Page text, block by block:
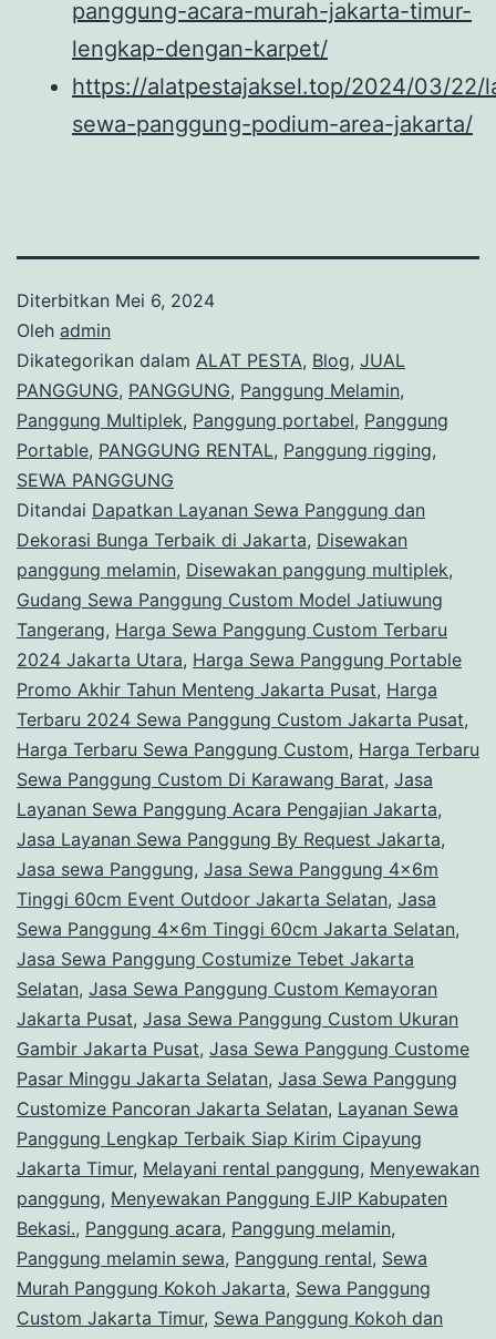
panggung-acara-murah-jakarta-timur-
lengkap-dengan-karpet/
https://alatpestajaksel.top/2024/03/22/
sewa-panggung-podium-area-jakarta/
Diterbitkan Mei 6, 2024
Oleh admin
Dikategorikan dalam ALAT PESTA, Blog, JUAL
PANGGUNG, PANGGUNG, Panggung Melamin,
Panggung Multiplek, Panggung portabel, Panggung
Portable, PANGGUNG RENTAL, Panggung rigging,
SEWA PANGGUNG
Ditandai Dapatkan Layanan Sewa Panggung dan
Dekorasi Bunga Terbaik di Jakarta, Disewakan
panggung melamin, Disewakan panggung multiplek,
Gudang Sewa Panggung Custom Model Jatiuwung
Tangerang, Harga Sewa Panggung Custom Terbaru
2024 Jakarta Utara, Harga Sewa Panggung Portable
Promo Akhir Tahun Menteng Jakarta Pusat, Harga
Terbaru 2024 Sewa Panggung Custom Jakarta Pusat,
Harga Terbaru Sewa Panggung Custom, Harga Terbaru
Sewa Panggung Custom Di Karawang Barat, Jasa
Layanan Sewa Panggung Acara Pengajian Jakarta,
Jasa Layanan Sewa Panggung By Request Jakarta,
Jasa sewa Panggung, Jasa Sewa Panggung 4x6m
Tinggi 60cm Event Outdoor Jakarta Selatan, Jasa
Sewa Panggung 4x6m Tinggi 60cm Jakarta Selatan,
Jasa Sewa Panggung Costumize Tebet Jakarta
Selatan, Jasa Sewa Panggung Custom Kemayoran
Jakarta Pusat, Jasa Sewa Panggung Custom Ukuran
Gambir Jakarta Pusat, Jasa Sewa Panggung Custome
Pasar Minggu Jakarta Selatan, Jasa Sewa Panggung
Customize Pancoran Jakarta Selatan, Layanan Sewa
Panggung Lengkap Terbaik Siap Kirim Cipayung
Jakarta Timur, Melayani rental panggung, Menyewakan
panggung, Menyewakan Panggung EJIP Kabupaten
Bekasi., Panggung acara, Panggung melamin,
Panggung melamin sewa, Panggung rental, Sewa
Murah Panggung Kokoh Jakarta, Sewa Panggung
Custom Jakarta Timur, Sewa Panggung Kokoh dan